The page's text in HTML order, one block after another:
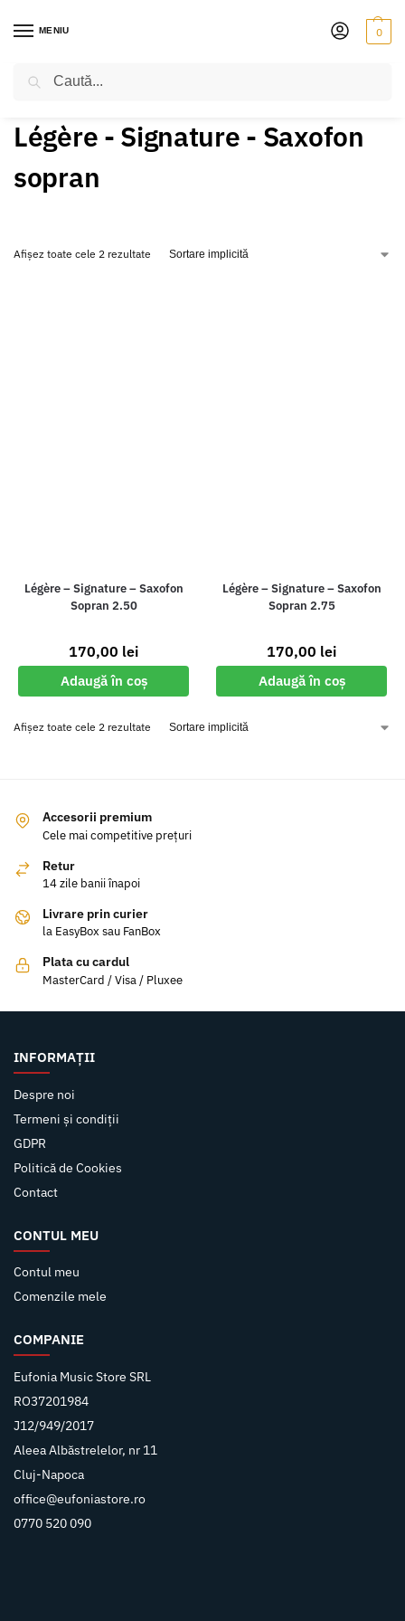
MENIU 0
Légère - Signature - Saxofon
sopran
Afișez toate cele 2 rezultate
Légère – Signature – Saxofon
Sopran 2.50
170,00 lei
Adaugă în coș
Légère – Signature – Saxofon
Sopran 2.75
170,00 lei
Adaugă în coș
Afișez toate cele 2 rezultate
Accesorii premium
Cele mai competitive prețuri
Retur
14 zile banii înapoi
Livrare prin curier
la EasyBox sau FanBox
Plata cu cardul
MasterCard / Visa / Pluxee
INFORMAȚII
Despre noi
Termeni și condiții
GDPR
Politică de Cookies
Contact
CONTUL MEU
Contul meu
Comenzile mele
COMPANIE
Eufonia Music Store SRL
RO37201984
J12/949/2017
Aleea Albăstrelelor, nr 11
Cluj-Napoca
office@eufoniastore.ro
0770 520 090